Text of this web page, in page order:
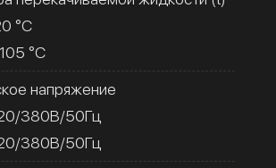
°C
°C
напряжение
380В/50Гц
380В/50Гц